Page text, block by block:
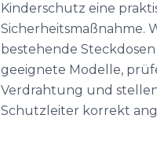
Kinderschutz eine
Sicherheitsmaßnahme.
bestehende
geeignete Modelle,
Verdrahtung und stellen
Schutzleiter korrekt